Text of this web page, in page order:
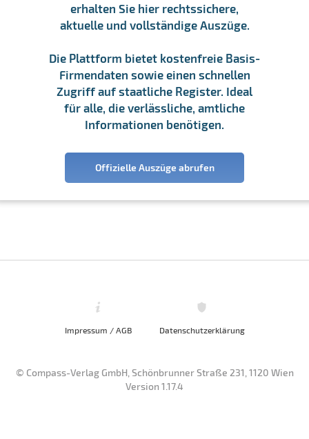
erhalten Sie hier rechtssichere,
aktuelle und vollständige Auszüge.
Die Plattform bietet kostenfreie Basis-
Firmendaten sowie einen schnellen
Zugriff auf staatliche Register. Ideal
für alle, die verlässliche, amtliche
Informationen benötigen.
Offizielle Auszüge abrufen
Impressum / AGB Datenschutzerklärung
© Compass-Verlag GmbH, Schönbrunner Straße 231, 1120 Wien
Version 1.17.4